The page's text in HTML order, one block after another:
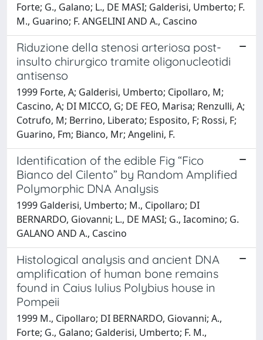
Forte; G., Galano; L., DE MASI; Galderisi, Umberto; F.
M., Guarino; F. ANGELINI AND A., Cascino
Riduzione della stenosi arteriosa post-
insulto chirurgico tramite oligonucleotidi
antisenso
1999 Forte, A; Galderisi, Umberto; Cipollaro, M;
Cascino, A; DI MICCO, G; DE FEO, Marisa; Renzulli, A;
Cotrufo, M; Berrino, Liberato; Esposito, F; Rossi, F;
Guarino, Fm; Bianco, Mr; Angelini, F.
Identification of the edible Fig “Fico
Bianco del Cilento” by Random Amplified
Polymorphic DNA Analysis
1999 Galderisi, Umberto; M., Cipollaro; DI
BERNARDO, Giovanni; L., DE MASI; G., Iacomino; G.
GALANO AND A., Cascino
Histological analysis and ancient DNA
amplification of human bone remains
found in Caius Iulius Polybius house in
Pompeii
1999 M., Cipollaro; DI BERNARDO, Giovanni; A.,
Forte; G., Galano; Galderisi, Umberto; F. M.,